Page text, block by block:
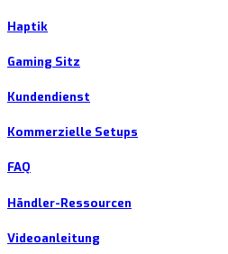
Haptik
Gaming Sitz
Kundendienst
Kommerzielle Setups
FAQ
Händler-Ressourcen
Videoanleitung